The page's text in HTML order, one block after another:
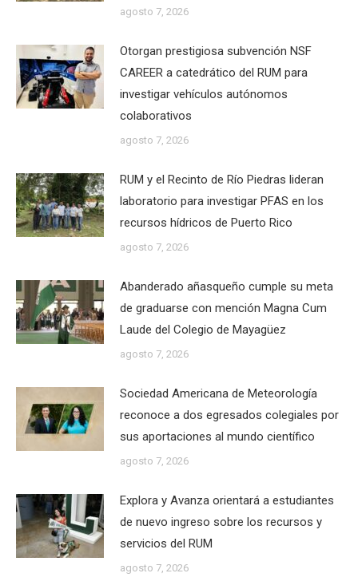
agosto 7, 2026
Otorgan prestigiosa subvención NSF
CAREER a catedrático del RUM para
investigar vehículos autónomos
colaborativos
agosto 7, 2026
RUM y el Recinto de Río Piedras lideran
laboratorio para investigar PFAS en los
recursos hídricos de Puerto Rico
agosto 7, 2026
Abanderado añasqueño cumple su meta
de graduarse con mención Magna Cum
Laude del Colegio de Mayagüez
agosto 7, 2026
Sociedad Americana de Meteorología
reconoce a dos egresados colegiales por
sus aportaciones al mundo científico
agosto 7, 2026
Explora y Avanza orientará a estudiantes
de nuevo ingreso sobre los recursos y
servicios del RUM
agosto 7, 2026